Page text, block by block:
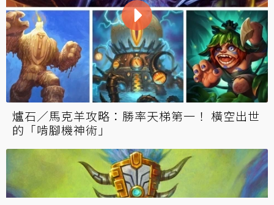
爐石／《奧丹姆》新卡：剋獅新利器？ 兩段